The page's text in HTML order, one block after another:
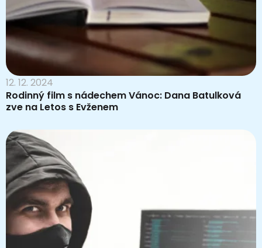
12. 12. 2024
Rodinný film s nádechem Vánoc: Dana Batulková
zve na Letos s Evženem